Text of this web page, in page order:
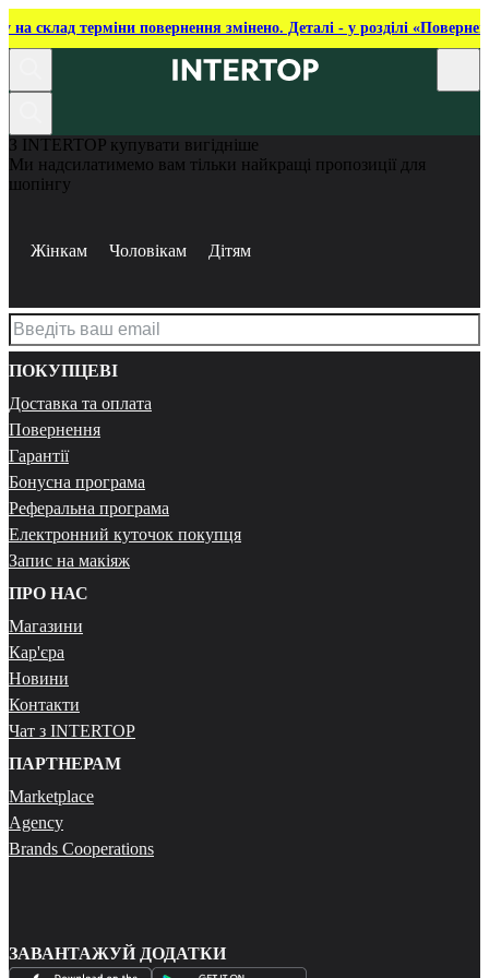
на склад терміни повернення змінено. Деталі - у розділі
З INTERTOP купувати вигідніше
Ми надсилатимемо вам тільки найкращі пропозиції для
шопінгу
Жінкам Чоловікам Дітям
ПОКУПЦЕВІ
Доставка та оплата
Повернення
Гарантії
Бонусна програма
Реферальна програма
Електронний куточок покупця
Запис на макіяж
ПРО НАС
Магазини
Кар'єра
Новини
Контакти
Чат з INTERTOP
ПАРТНЕРАМ
Marketplace
Agency
Brands Cooperations
ЗАВАНТАЖУЙ ДОДАТКИ